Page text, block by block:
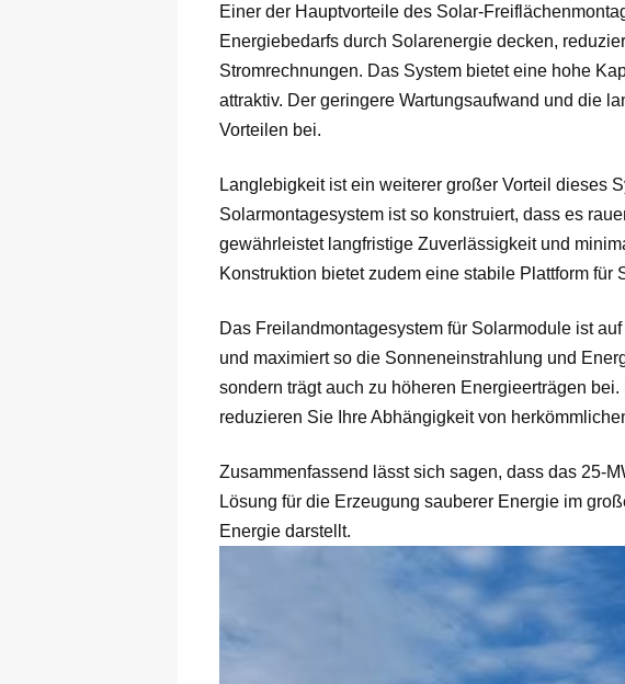
Einer der Hauptvorteile des Solar-
Energiebedarfs durch Solarenergie decken,
Stromrechnungen. Das System bietet eine hohe
attraktiv. Der geringere Wartungsaufwand und die
Vorteilen bei.
Langlebigkeit ist ein weiterer großer Vorteil dieses
Solarmontagesystem ist so konstruiert, dass es
gewährleistet langfristige Zuverlässigkeit und
Konstruktion bietet zudem eine stabile Plattform
Das Freilandmontagesystem für Solarmodule ist
und maximiert so die Sonneneinstrahlung und
sondern trägt auch zu höheren Energieerträgen
reduzieren Sie Ihre Abhängigkeit von
Zusammenfassend lässt sich sagen, dass das 25-
Lösung für die Erzeugung sauberer Energie im
Energie darstellt.